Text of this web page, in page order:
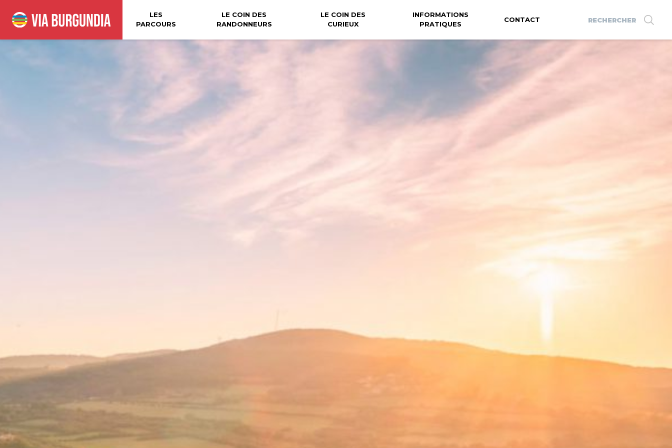
LES
PARCOURS
LE COIN DES
RANDONNEURS
LE COIN DES
CURIEUX
INFORMATIONS
PRATIQUES
CONTACT Search